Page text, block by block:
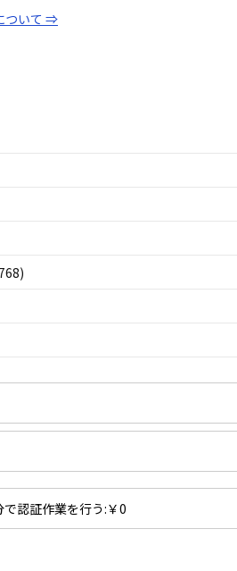
ついて ⇒